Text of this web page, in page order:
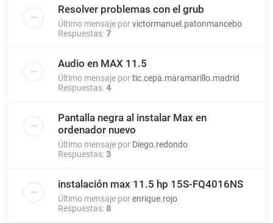
Resolver problemas con el grub
Último mensaje porvictormanuel.patonmancebo
Respuestas:7
Audio en MAX 11.5
Último mensaje portic.cepa.maramarillo.madrid
Respuestas:4
Pantalla negra al instalar Max en
ordenador nuevo
Último mensaje por Diego.redondo
Respuestas:3
instalación max 11.5 hp 15S-FQ4016NS
Último mensaje porenrique.rojo
Respuestas: 8